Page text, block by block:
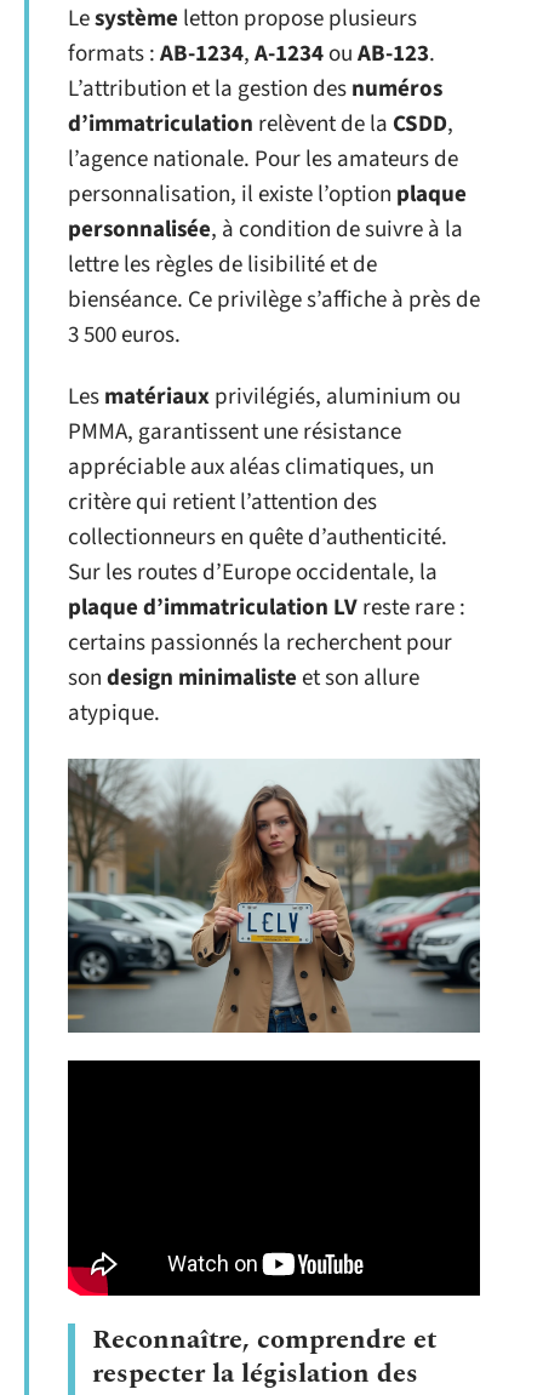
Lesystème letton propose plusieurs
formats :AB-1234,A-1234ouAB-123.
L’attribution et la gestion desnuméros
d’immatriculation relèvent de la CSDD,
l’agence nationale. Pour les amateurs de
personnalisation, il existe l’option plaque
personnalisée, à condition de suivre à la
lettre les règles de lisibilité et de
bienséance. Ce privilège s’affiche à près de
3 500 euros.
Lesmatériauxprivilégiés, aluminium ou
PMMA, garantissent une résistance
appréciable aux aléas climatiques, un
critère qui retient l’attention des
collectionneurs en quête d’authenticité.
Sur les routes d’Europe occidentale, la
plaque d’immatriculation LVreste rare :
certains passionnés la recherchent pour
sondesign minimalisteet son allure
atypique.
Reconnaître, comprendre et
respecter la législation des